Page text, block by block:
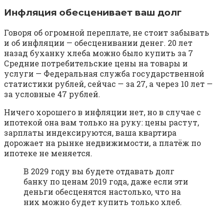
Инфляция обесценивает ваш долг
Говоря об огромной переплате, не стоит забывать
и об инфляции — обесценивании денег. 20 лет
назад буханку хлеба можно было купить за 7
Средние потребительские цены на товары и
услуги — Федеральная служба государственной
статистики рублей, сейчас — за 27, а через 10 лет —
за условные 47 рублей.
Ничего хорошего в инфляции нет, но в случае с
ипотекой она вам только на руку: цены растут,
зарплаты индексируются, ваша квартира
дорожает на рынке недвижимости, а платёж по
ипотеке не меняется.
В 2029 году вы будете отдавать долг
банку по ценам 2019 года, даже если эти
деньги обесценятся настолько, что на
них можно будет купить только хлеб.